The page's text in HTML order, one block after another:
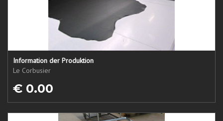
Information der Produktion
Le Corbusier
€ 0.00